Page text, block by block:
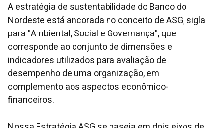
A estratégia de sustentabilidade do Banco do
Nordeste está ancorada no conceito de ASG, sigla
para "Ambiental, Social e Governança", que
corresponde ao conjunto de dimensões e
indicadores utilizados para avaliação de
desempenho de uma organização, em
complemento aos aspectos econômico-
financeiros.